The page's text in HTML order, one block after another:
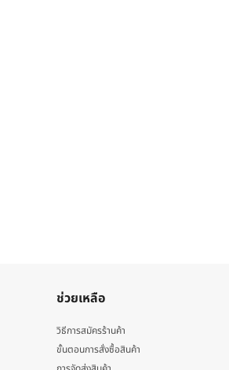
ช่วยเหลือ
วิธีการสมัครร้านค้า
ขั้นตอนการสั่งซื้อสินค้า